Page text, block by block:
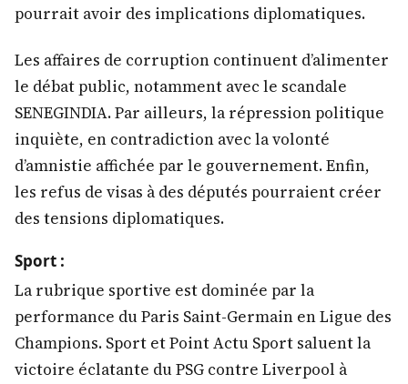
pourrait avoir des implications diplomatiques.
Les affaires de corruption continuent d’alimenter
le débat public, notamment avec le scandale
SENEGINDIA. Par ailleurs, la répression politique
inquiète, en contradiction avec la volonté
d’amnistie affichée par le gouvernement. Enfin,
les refus de visas à des députés pourraient créer
des tensions diplomatiques.
Sport :
La rubrique sportive est dominée par la
performance du Paris Saint-Germain en Ligue des
Champions. Sport et Point Actu Sport saluent la
victoire éclatante du PSG contre Liverpool à